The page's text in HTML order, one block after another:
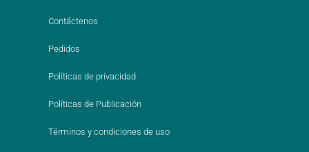
Contáctenos
Pedidos
Políticas de privacidad
Políticas de Publicación
Términos y condiciones de uso